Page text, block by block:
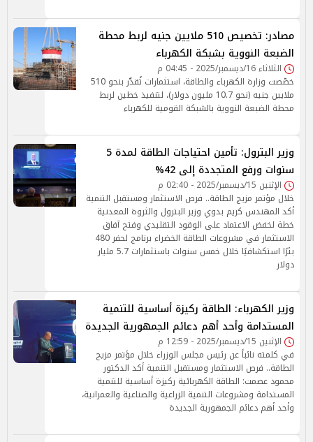
مصادر: تخصيص 510 ملايين جنيه لربط محطة
الضبعة النووية بشبكة الكهرباء
الثلاثاء 16/ديسمبر/2025 - 04:45 م
خصّصت وزارة الكهرباء والطاقة، استثمارات تُقدَّر بنحو 510
ملايين جنيه (نحو 10.7 مليون دولار)، لتنفيذ خطين لربط
محطة الضبعة النووية بالشبكة القومية للكهرباء
وزير البترول: تأمين احتياجات الطاقة لمدة 5
سنوات ورفع المتجددة إلى 42%
الإثنين 15/ديسمبر/2025 - 02:40 م
خلال مؤتمر مزيج الطاقة.. فرص الاستثمار ومستقبل التنمية
أكد المهندس كريم بدوي وزير البترول والثروة المعدنية
خطة لخفض الاعتماد على الوقود التقليدي وفتح آفاق
الاستثمار في مشروعات الطاقة الخضراء برنامج لحفر 480
بئرًا استكشافيًا خلال خمس سنوات باستثمارات 5.7 مليار
دولار
وزير الكهرباء: الطاقة ركيزة أساسية للتنمية
المستدامة وأحد أهم دعائم الجمهورية الجديدة
الإثنين 15/ديسمبر/2025 - 12:59 م
في كلمته نائباً عن رئيس مجلس الوزراء خلال مؤتمر مزيج
الطاقة.. فرص الاستثمار ومستقبل التنمية أكد الدكتور
محمود عصمت: الطاقة الكهربائية ركيزة أساسية للتنمية
المستدامة ومشروعات التنمية الزراعية والصناعية والعمرانية،
وأحد أهم دعائم الجمهورية الجديدة